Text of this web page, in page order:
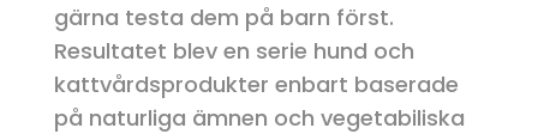
gärna testa dem på barn först.
Resultatet blev en serie hund och
kattvårdsprodukter enbart baserade
på naturliga ämnen och vegetabiliska